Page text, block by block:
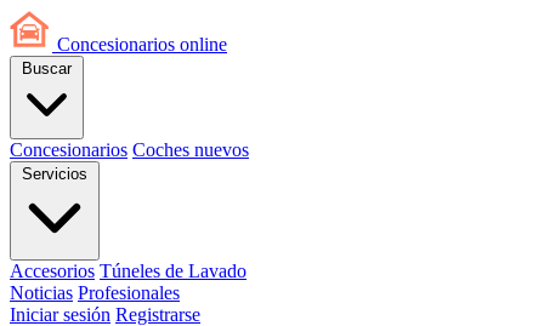
Concesionarios online
Buscar
Concesionarios Coches nuevos
Servicios
Accesorios Túneles de Lavado
Noticias Profesionales
Iniciar sesión Registrarse